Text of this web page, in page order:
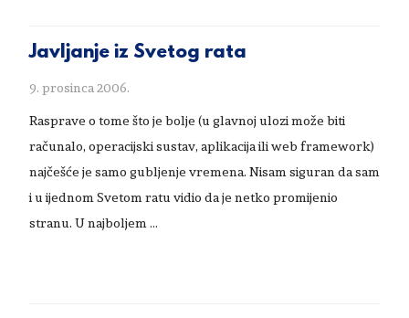
Javljanje iz Svetog rata
9. prosinca 2006.
Rasprave o tome što je bolje (u glavnoj ulozi može biti
računalo, operacijski sustav, aplikacija ili web framework)
najčešće je samo gubljenje vremena. Nisam siguran da sam
i u ijednom Svetom ratu vidio da je netko promijenio
stranu. U najboljem …